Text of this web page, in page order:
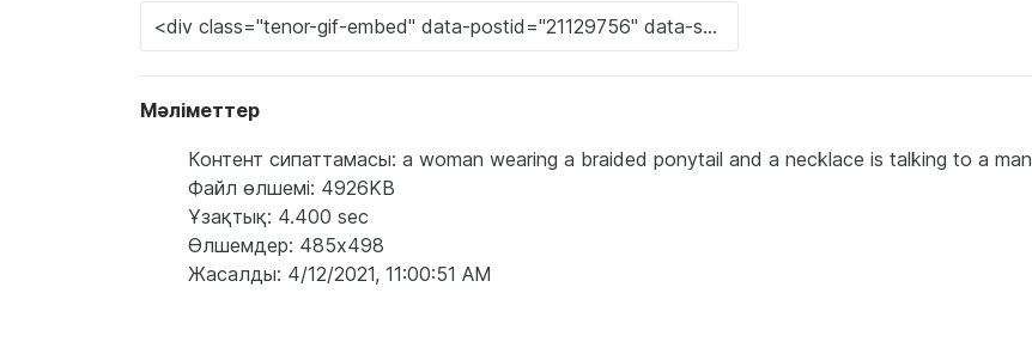
Мәліметтер
Контент сипаттамасы: a woman wearing a braided ponytail and a necklace is talking to a man
Файл өлшемі: 4926KB
Ұзақтық: 4.400 sec
Өлшемдер: 485x498
Жасалды: 4/12/2021, 11:00:51 AM